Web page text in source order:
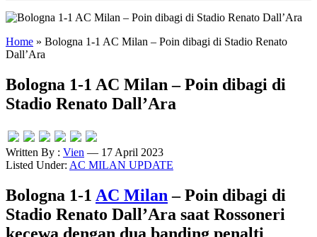
Home » Bologna 1-1 AC Milan – Poin dibagi di Stadio Renato
Dall’Ara
Bologna 1-1 AC Milan – Poin dibagi di
Stadio Renato Dall’Ara
Written By : Vien — 17 April 2023
Listed Under: AC MILAN UPDATE
Bologna 1-1 AC Milan – Poin dibagi di
Stadio Renato Dall’Ara saat Rossoneri
kecewa dengan dua banding penalti